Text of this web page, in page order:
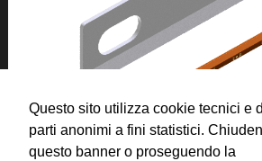
Questo sito utilizza cookie tecnici e
parti anonimi a fini statistici.
questo banner o proseguendo la